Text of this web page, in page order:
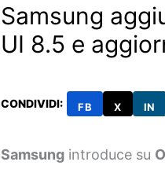
Samsung
UI 8.5 e
CONDIVIDI: FB X IN
Samsung introduce su